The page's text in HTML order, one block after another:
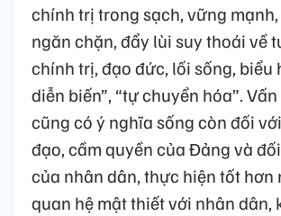
chính trị trong sạch, vững
ngăn chặn, đẩy lùi suy thoái về
chính trị, đạo đức, lối sống, biểu
diễn biến”, “tự chuyển hóa”.
cũng có ý nghĩa sống còn đối
đạo, cầm quyền của Đảng và
của nhân dân, thực hiện tốt hơn
quan hệ mật thiết với nhân dân,